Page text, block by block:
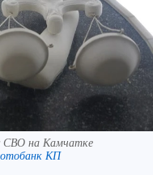
СВО на Камчатке
КП